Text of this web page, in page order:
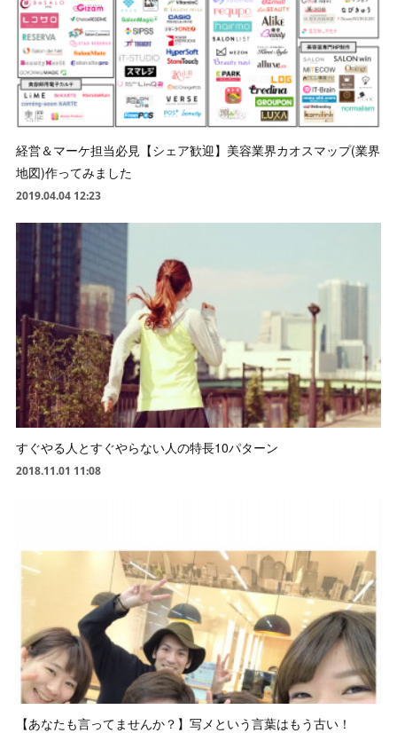
経営＆マーケ担当必見【シェア歓迎】美容業界カオスマップ(業界
地図)作ってみました
2019.04.04 12:23
すぐやる人とすぐやらない人の特長10パターン
2018.11.01 11:08
【あなたも言ってませんか？】写メという言葉はもう古い！